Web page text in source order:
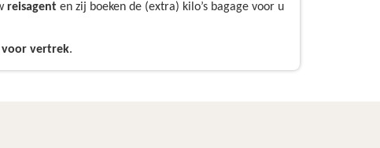
reisagent en zij boeken de (extra) kilo’s bagage voor u
vertrek.